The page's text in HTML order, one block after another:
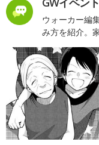
ウォーカー編
み方を紹介。